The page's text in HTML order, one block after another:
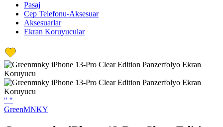
Pasaj
Cep Telefonu-Aksesuar
Aksesuarlar
Ekran Koruyucular
" "
GreenMNKY